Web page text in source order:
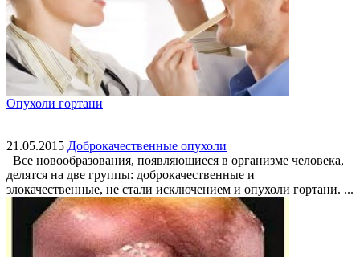
Опухоли гортани
21.05.2015 Доброкачественные опухоли
Все новообразования, появляющиеся в организме человека,
делятся на две группы: доброкачественные и
злокачественные, не стали исключением и опухоли гортани. ...